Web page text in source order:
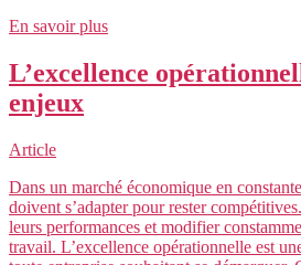
En savoir plus
L’excellence
enjeux
Article
Dans un marché économique en
doivent s’adapter pour rester
leurs performances et modifier
travail. L’excellence opérationnelle est